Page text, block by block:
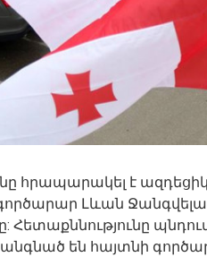
է ազդեցիկ
գործարար Լևան
պնդում
են հայտնի